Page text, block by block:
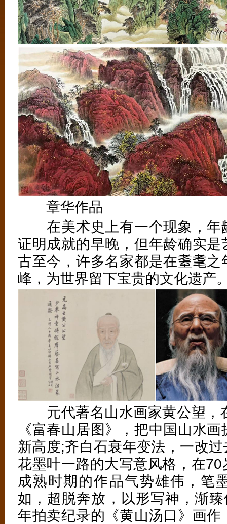
章华作品
在美术史上有一个现象，年
证明成就的早晚，但年龄确实
古至今，许多名家都是在耋耄
峰，为世界留下宝贵的文化遗产
元代著名山水画家黄公望，
《富春山居图》，把中国山水
新高度;齐白石衰年变法，一改
花墨叶一路的大写意风格，在
成熟时期的作品气势雄伟，笔
如，超脱奔放，以形写神，渐
年拍卖纪录的《黄山汤口》画